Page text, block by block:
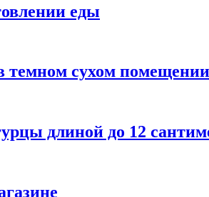
еды
темном сухом помещении
длиной до 12